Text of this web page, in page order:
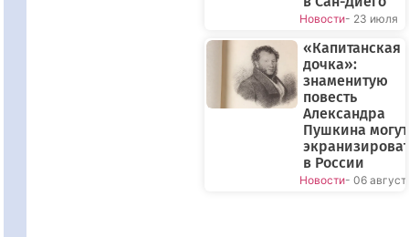
Новости- 23 июля
«Капитанская
дочка»:
знаменитую
повесть
Александра
Пушкина могут
в России
Новости- 06